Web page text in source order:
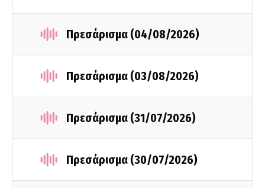
Πρεσάρισμα (04/08/2026)
Πρεσάρισμα (03/08/2026)
Πρεσάρισμα (31/07/2026)
Πρεσάρισμα (30/07/2026)